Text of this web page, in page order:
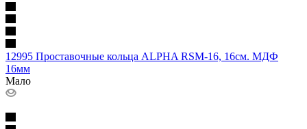
12995 Проставочные кольца ALPHA RSM-16, 16см. МДФ
16мм
Мало